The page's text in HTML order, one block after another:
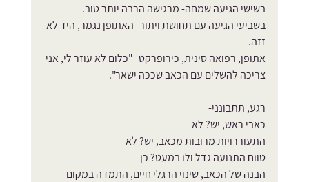
בשישי הגיעה שמחה- מרגישה הרבה יותר טוב.
בשביעי הגיעה עם תחושת ויתור- האתופן נגמר, היד לא
זזה.
אתופן, רפואה סינית, כירופרקט- "כלום לא עוזר לי, אני
צריכה להשלים עם הכאב שככה ישאר".
רגע, תתבונני-
כאבי ראש, יש? לא
התעוררויות מרובות מכאב, יש? לא
טווח התנועה גדל ולו במעט? כן
הבנה של הכאב, שינוי הרגלי חיים, התמדה במקום